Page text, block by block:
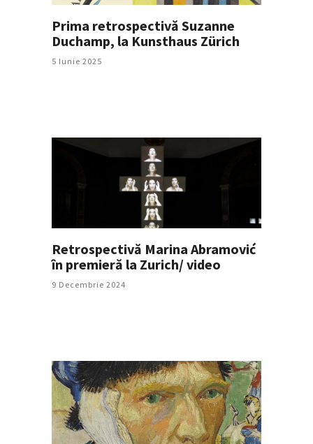
Prima retrospectivă Suzanne
Duchamp, la Kunsthaus Zürich
5 Iunie 2025
Retrospectivă Marina Abramović
în premieră la Zurich/ video
9 Decembrie 2024